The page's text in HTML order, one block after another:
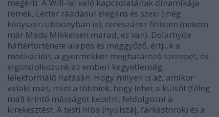
megérti. A Will-lel való kapcsolatának dinamikája
remek, Lecter ráadásul elegáns és szexi (még
kényszerzubbonyban is), reneszánsz félisten (nekem
már Mads Mikkelsen marad, ez van). Dolarhyde
háttértörténete alapos és meggyőző, értjük a
motivációit, a gyermekkor meghatározó szerepét, és
elgondolkozunk az emberi kegyetlenség
lélekformáló hatásán. Hogy milyen is az, amikor
valaki más, mint a többiek, hogy lehet a külsőt (főleg
ma!) érintő másságot kezelni, feldolgozni a
kirekesztést. A testi hiba (nyúlszáj, farkastorok) és a